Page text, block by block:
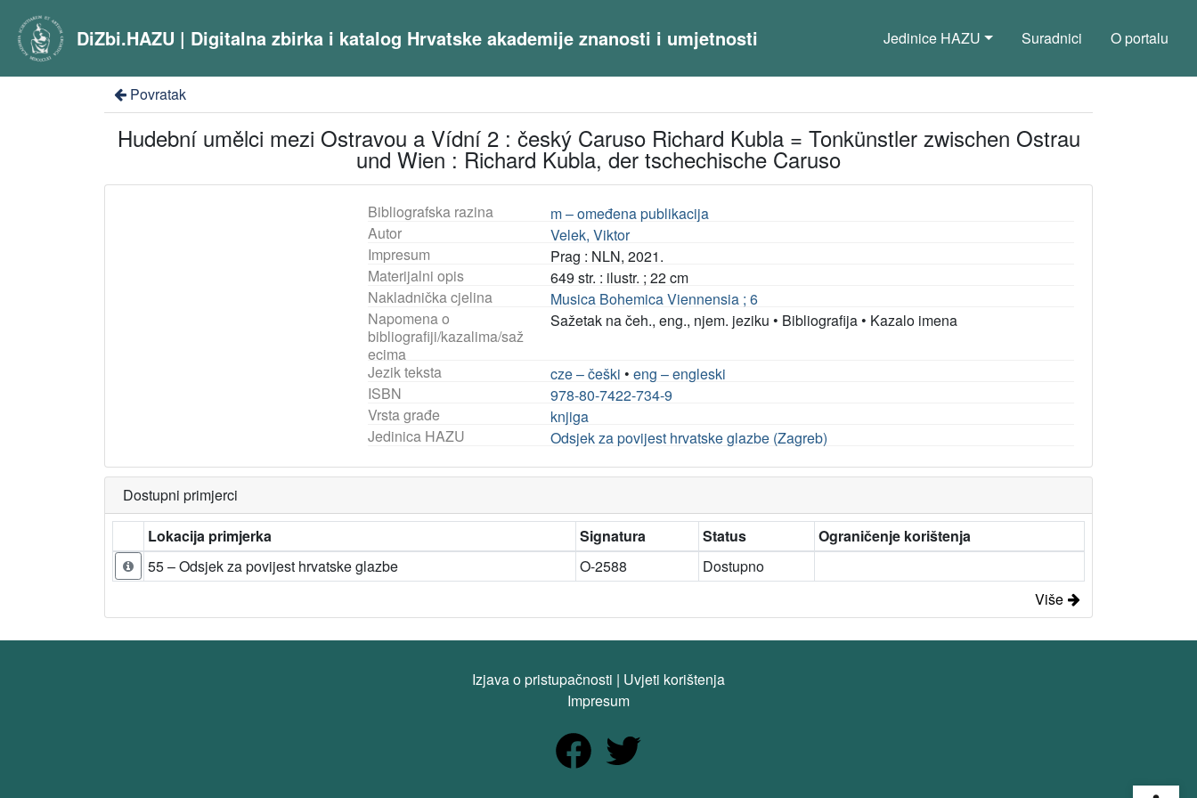
DiZbi.HAZU | Digitalna zbirka i katalog Hrvatske akademije znanosti i umjetnosti Jedinice HAZU Suradnici O portalu
Povratak
Hudební umělci mezi Ostravou a Vídní 2 : český Caruso Richard Kubla = Tonkünstler zwischen Ostrau
und Wien : Richard Kubla, der tschechische Caruso
Bibliografska razina
m – omeđena publikacija
Autor
Velek, Viktor
Impresum
Prag : NLN, 2021.
Materijalni opis
649 str. : ilustr. ; 22 cm
Nakladnička cjelina
Musica Bohemica Viennensia ; 6
Napomena o
bibliografiji/kazalima/saž
ecima
Sažetak na čeh., eng., njem. jeziku • Bibliografija • Kazalo imena
Jezik teksta cze – češki •eng – engleski
ISBN
978-80-7422-734-9
Vrsta građe
knjiga
Jedinica HAZU
Odsjek za povijest hrvatske glazbe (Zagreb)
Dostupni primjerci
Lokacija primjerka
Signatura Status
Ograničenje korištenja
55 – Odsjek za povijest hrvatske glazbe
O-2588
Dostupno
Više
Izjava o pristupačnosti | Uvjeti korištenja
Impresum